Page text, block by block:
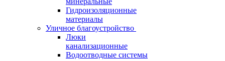
Гидроизоляционные
материалы
Уличное благоустройство
Люки
канализационные
Водоотводные системы